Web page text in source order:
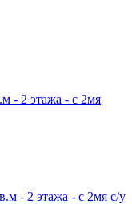
- 2 этажа - с 2мя
- 2 этажа - с 2мя с/у